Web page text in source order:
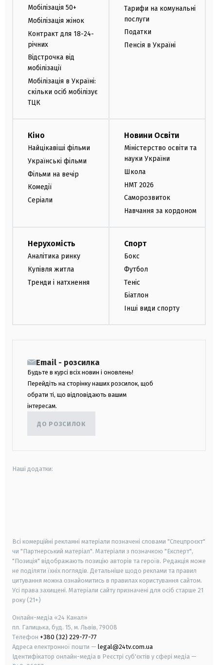
Мобілізація 50+
Мобілізація жінок
Контракт для 18-24-
річних
Відстрочка від
мобілізації
Мобілізація в Україні:
скільки осіб мобілізує
ТЦК
Тарифи на комунальні
послуги
Податки
Пенсія в Україні
Кіно
Найцікавіші фільми
Українські фільми
Фільми на вечір
Комедії
Серіали
Новини Освіти
Міністерство освіти та
науки України
Школа
НМТ 2026
Саморозвиток
Навчання за кордоном
Нерухомість
Аналітика ринку
Купівля житла
Тренди і натхнення
Спорт
Бокс
Футбол
Теніс
Біатлон
Інші види спорту
Email - розсилка
Будьте в курсі всіх новин і оновлень!
Перейдіть на сторінку наших розсилок, щоб
обрати ті, що відповідають вашим
інтересам.
ДО РОЗСИЛОК
Наші додатки:
Всі комерційні рекламні матеріали позначені словами "Спецпроєкт"
чи "Партнерський матеріал". Матеріали з позначкою "Експерт",
"Позиція" відображають позицію авторів та героїв. Редакція може
не поділяти їхніх поглядів. Детальніше щодо реклами та правил
цитування можна ознайомитись в правилах користування сайтом.
Усі права захищені. Матеріали сайту призначені для осіб старше 21
року (21+)
Онлайн-медіа «24 Канал»
пл. Галицька, буд. 15, м. Львів, 79008
Телефон +380 (32) 229-77-77
Адреса електронної пошти — legal@24tv.com.ua
Ідентифікатор онлайн-медіа в Реєстрі суб'єктів у сфері медіа —